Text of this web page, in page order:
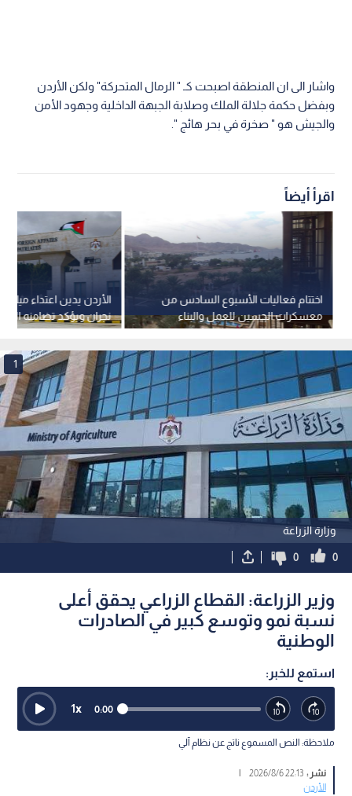
واشار الى ان المنطقة اصبحت كـ " الرمال المتحركة" ولكن الأردن
وبفضل حكمة جلالة الملك وصلابة الجبهة الداخلية وجهود الأمن
والجيش هو " صخرة في بحر هائج ".
اقرأ أيضاً
الأردن يدين اعتداء
نجران ويؤكد تضامنه
السعودية
اختتام فعاليات الأسبوع السادس من
معسكرات الحسين للعمل والبناء
بالعقبة لعام 2026
وزارة الزراعة
1
0
0
وزير الزراعة: القطاع الزراعي يحقق أعلى
نسبة نمو وتوسع كبير في الصادرات
الوطنية
استمع للخبر:
0:00
1x
ملاحظة: النص المسموع ناتج عن نظام آلي
نشر :22:13 2026/8/6
الأردن